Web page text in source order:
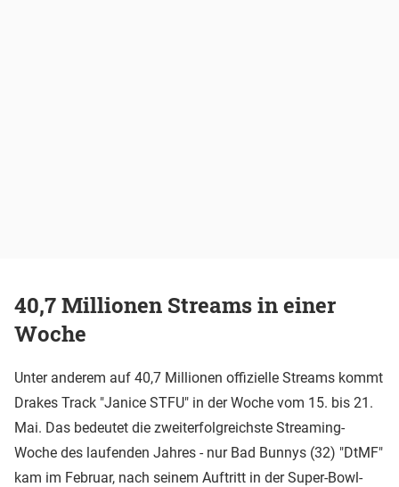
40,7 Millionen Streams in einer
Woche
Unter anderem auf 40,7 Millionen offizielle Streams kommt
Drakes Track "Janice STFU" in der Woche vom 15. bis 21.
Mai. Das bedeutet die zweiterfolgreichste Streaming-
Woche des laufenden Jahres - nur Bad Bunnys (32) "DtMF"
kam im Februar, nach seinem Auftritt in der Super-Bowl-